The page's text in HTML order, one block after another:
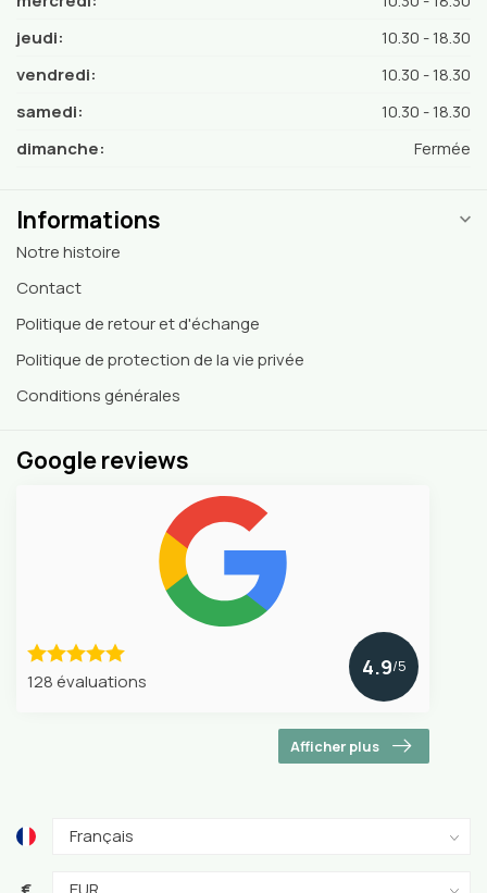
jeudi:
10.30 - 18.30
vendredi:
10.30 - 18.30
samedi:
10.30 - 18.30
dimanche:
Fermée
Informations
Notre histoire
Contact
Politique de retour et d'échange
Politique de protection de la vie privée
Conditions générales
Google reviews
128 évaluations
4.9/5
Afficher plus